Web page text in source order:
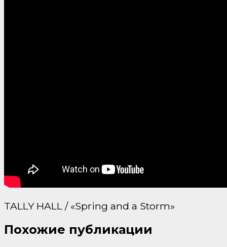
TALLY HALL / «Spring and a Storm»
Похожие публикации